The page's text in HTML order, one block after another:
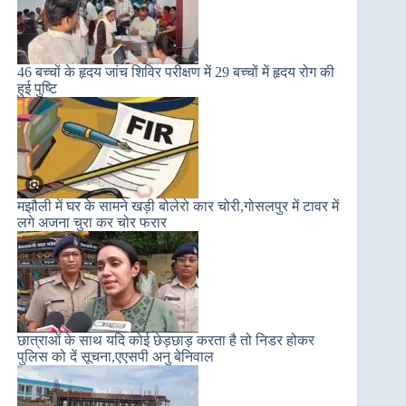
46 बच्चों के हृदय जांच शिविर परीक्षण में 29 बच्चों में हृदय रोग की
हुई पुष्टि
मझौली में घर के सामने खड़ी बोलेरो कार चोरी,गोसलपुर में टावर में
लगे अजना चुरा कर चोर फरार
छात्राओं के साथ यदि कोई छेड़छाड़ करता है तो निडर होकर
पुलिस को दें सूचना,एएसपी अनु बेनिवाल